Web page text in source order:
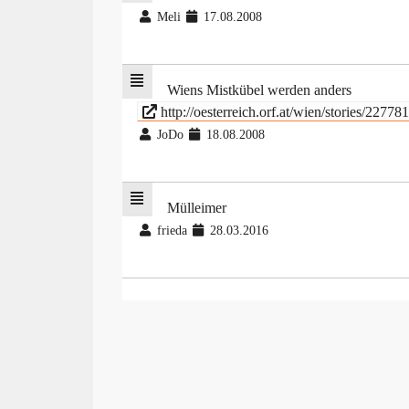
Meli 17.08.2008
Wiens Mistkübel werden anders
http://oesterreich.orf.at/wien/stories/
JoDo 18.08.2008
Mülleimer
frieda 28.03.2016